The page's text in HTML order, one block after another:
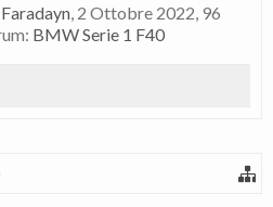
Faradayn, 2 Ottobre 2022, 96
BMW Serie 1 F40